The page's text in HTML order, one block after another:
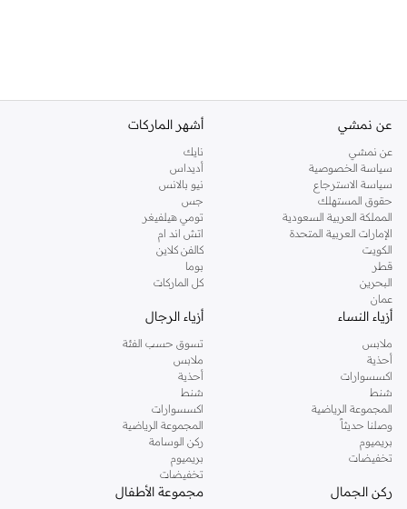
عن نمشي
عن نمشي
سياسة الخصوصية
سياسة الاسترجاع
حقوق المستهلك
المملكة العربية السعودية
الإمارات العربية المتحدة
الكويت
قطر
البحرين
عمان
أشهر الماركات
نايك
أديداس
نيو بالانس
جس
تومي هيلفيغر
اتش اند ام
كالفن كلاين
بوما
كل الماركات
أزياء النساء
ملابس
أحذية
اكسسوارات
شنط
المجموعة الرياضية
وصلنا حديثاً
بريميوم
تخفيضات
أزياء الرجال
تسوق حسب الفئة
ملابس
أحذية
شنط
اكسسوارات
المجموعة الرياضية
ركن الوسامة
بريميوم
تخفيضات
ركن الجمال مجموعة الأطفال